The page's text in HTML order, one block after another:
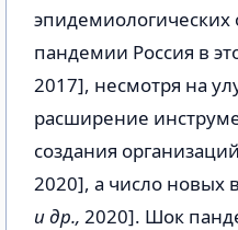
эпидемиологических
пандемии Россия в
2017], несмотря на
расширение
создания
2020], а число новых
и др., 2020]. Шок